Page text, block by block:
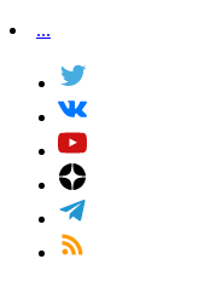
...